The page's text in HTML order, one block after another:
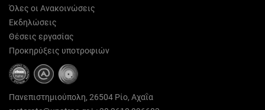
Όλες οι Ανακοινώσεις
Εκδηλώσεις
Θέσεις εργασίας
Προκηρύξεις υποτροφιών
Πανεπιστημιούπολη, 26504 Ρίο, Αχαΐα